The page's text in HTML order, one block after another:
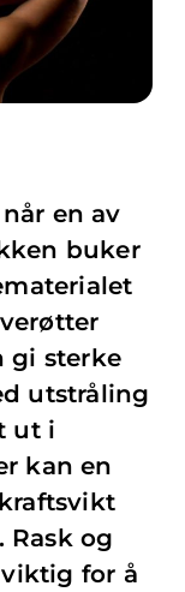
en av
buker
gi sterke
utstråling
ut i
kan en
og
for å